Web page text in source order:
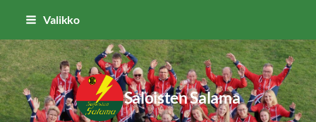
Siirry
sisältöön
Valikko
Saloisten Salama